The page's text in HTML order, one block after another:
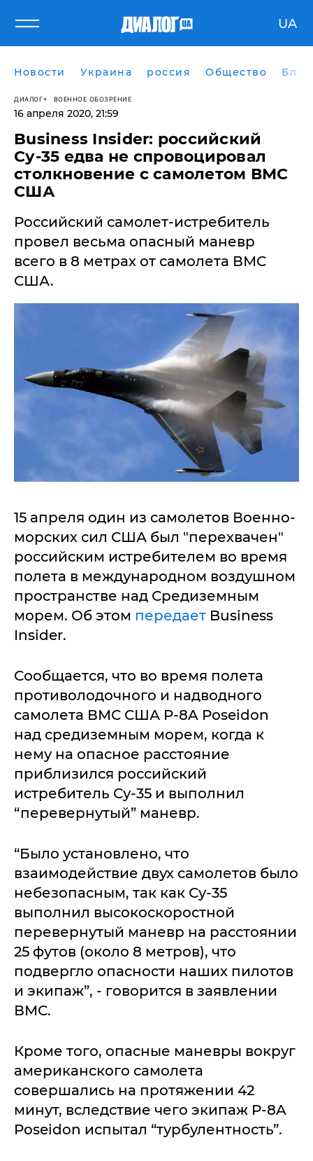
UA
Новости Украина россия Общество
ДИАЛОГ ВОЕННОЕ ОБОЗРЕНИЕ
16 апреля 2020, 21:59
Business Insider: российский
Су-35 едва не спровоцировал
столкновение с самолетом ВМС
США
Российский самолет-истребитель
провел весьма опасный маневр
всего в 8 метрах от самолета ВМС
США.
15 апреля один из самолетов Военно-
морских сил США был "перехвачен"
российским истребителем во время
полета в международном воздушном
пространстве над Средиземным
морем. Об этом передает Business
Insider.
Сообщается, что во время полета
противолодочного и надводного
самолета ВМС США P-8A Poseidon
над средиземным морем, когда к
нему на опасное расстояние
приблизился российский
истребитель Су-35 и выполнил
“перевернутый” маневр.
“Было установлено, что
взаимодействие двух самолетов было
небезопасным, так как Су-35
выполнил высокоскоростной
перевернутый маневр на расстоянии
25 футов (около 8 метров), что
подвергло опасности наших пилотов
и экипаж”, - говорится в заявлении
ВМС.
Кроме того, опасные маневры вокруг
американского самолета
совершались на протяжении 42
минут, вследствие чего экипаж P-8A
Poseidon испытал “турбулентность”.